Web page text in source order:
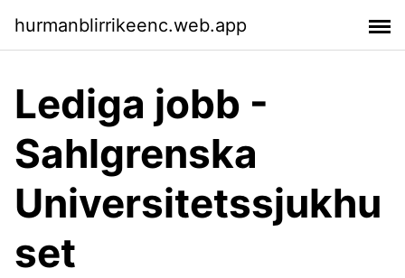
hurmanblirrikeenc.web.app
Lediga jobb -
Sahlgrenska
Universitetssjukhu
set